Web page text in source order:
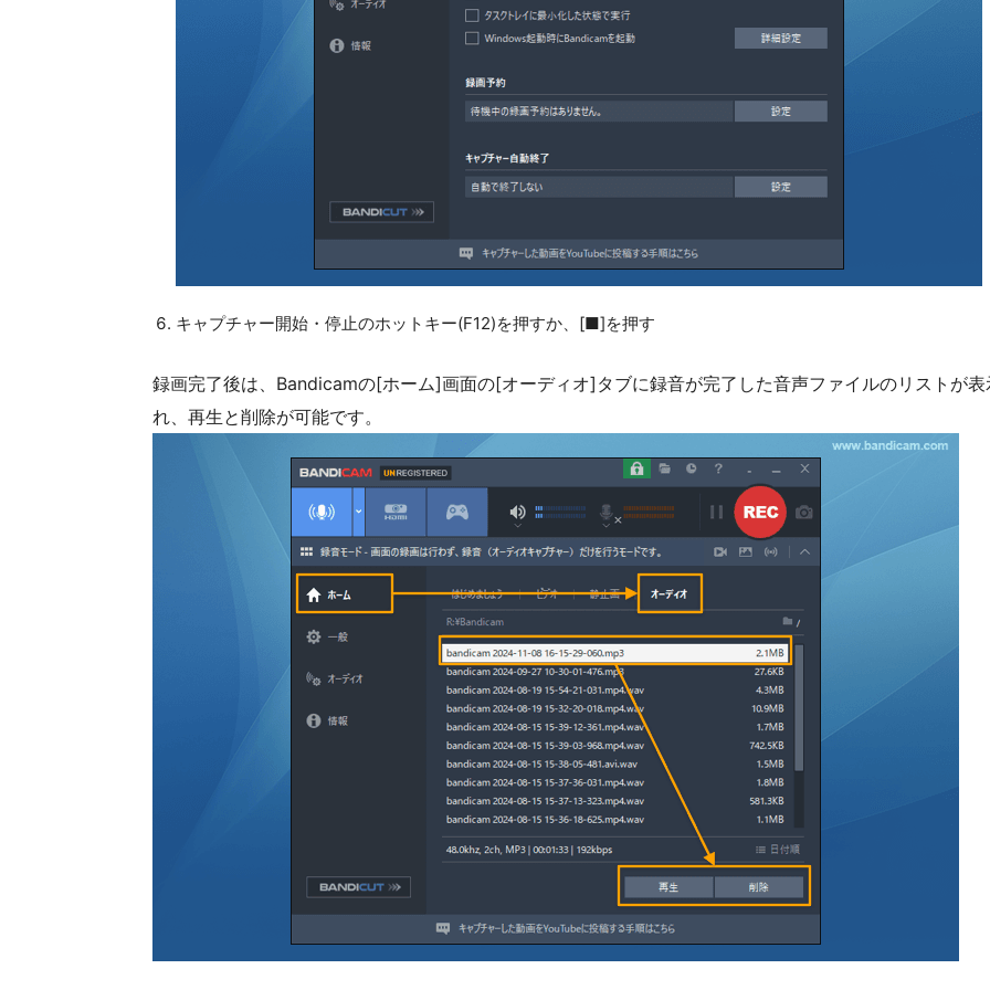
キャプチャー開始・停止のホットキー(F12)を押すか、[■]を押す
録画完了後は、Bandicamの[ホーム]画面の[オーディオ]タブに録音が完了した音声ファイルのリストが表
れ、再生と削除が可能です。